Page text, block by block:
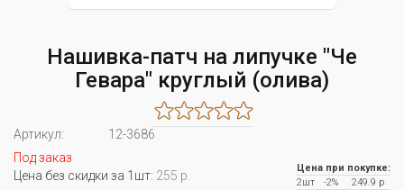
Нашивка-патч на липучке "Че
Гевара" круглый (олива)
Артикул:
12-3686
Под заказ
Цена без скидки за 1шт: 255 р.
Цена при покупке:
2шт
-2%
249.9 р